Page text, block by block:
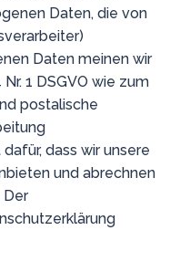
Daten, die von
Daten meinen wir
1 DSGVO wie zum
postalische
dass wir unsere
und abrechnen
Der